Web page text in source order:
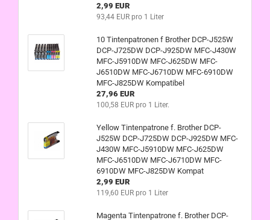
2,99 EUR
93,44 EUR pro 1 Liter
10 Tintenpatronen f Brother DCP-J525W
DCP-J725DW DCP-J925DW MFC-J430W
MFC-J5910DW MFC-J625DW MFC-
J6510DW MFC-J6710DW MFC-6910DW
MFC-J825DW Kompatibel
27,96 EUR
100,58 EUR pro 1 Liter.
Yellow Tintenpatrone f. Brother DCP-
J525W DCP-J725DW DCP-J925DW MFC-
J430W MFC-J5910DW MFC-J625DW
MFC-J6510DW MFC-J6710DW MFC-
6910DW MFC-J825DW Kompat
2,99 EUR
119,60 EUR pro 1 Liter
Magenta Tintenpatrone f. Brother DCP-